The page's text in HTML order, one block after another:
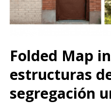
Folded Map
estructuras
segregación